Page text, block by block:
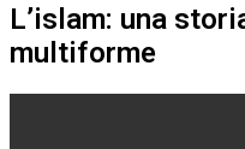
L’islam: una
multiforme